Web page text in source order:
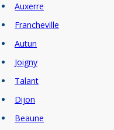
Auxerre
Francheville
Autun
Joigny
Talant
Dijon
Beaune